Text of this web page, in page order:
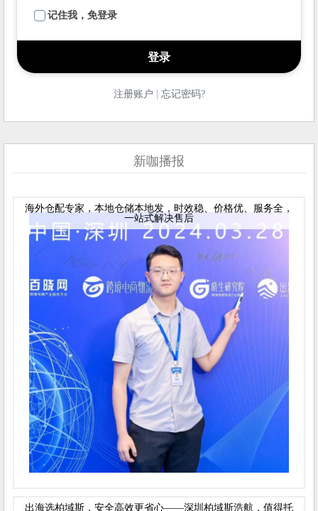
记住我，免登录
注册账户 | 忘记密码?
新咖播报
海外仓配专家，本地仓储本地发，时效稳、价格优、服务全，
一站式解决售后
出海选柏域斯，安全高效更省心——深圳柏域斯浩航，值得托